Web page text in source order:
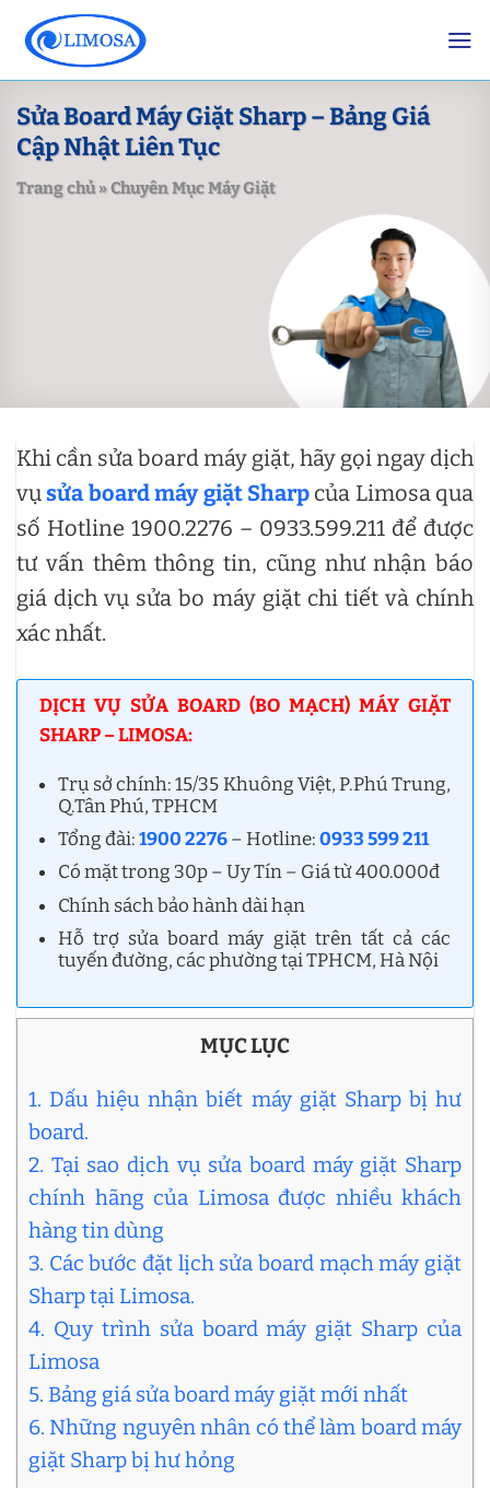
content
Sửa Board Máy Giặt Sharp – Bảng Giá
Cập Nhật Liên Tục
Trang chủ»Chuyên Mục Máy Giặt
Khi cần sửa board máy giặt, hãy gọi ngay dịch
vụsửa board máy giặt Sharpcủa Limosa qua
số Hotline 1900.2276 – 0933.599.211 để được
tư vấn thêm thông tin, cũng như nhận báo
giá dịch vụ sửa bo máy giặt chi tiết và chính
xác nhất.
DỊCH VỤ SỬA BOARD (BO MẠCH) MÁY GIẶT
SHARP – LIMOSA:
Trụ sở chính: 15/35 Khuông Việt, P.Phú Trung,
Q.Tân Phú, TPHCM
Tổng đài:1900 2276– Hotline:0933 599 211
Có mặt trong 30p – Uy Tín – Giá từ 400.000đ
Chính sách bảo hành dài hạn
Hỗ trợ sửa board máy giặt trên tất cả các
tuyến đường, các phường tại TPHCM, Hà Nội
MỤC LỤC
1. Dấu hiệu nhận biết máy giặt Sharp bị hư
board.
2. Tại sao dịch vụ sửa board máy giặt Sharp
chính hãng của Limosa được nhiều khách
hàng tin dùng
3. Các bước đặt lịch sửa board mạch máy giặt
Sharp tại Limosa.
4. Quy trình sửa board máy giặt Sharp của
Limosa
5. Bảng giá sửa board máy giặt mới nhất
6. Những nguyên nhân có thể làm board máy
giặt Sharp bị hư hỏng